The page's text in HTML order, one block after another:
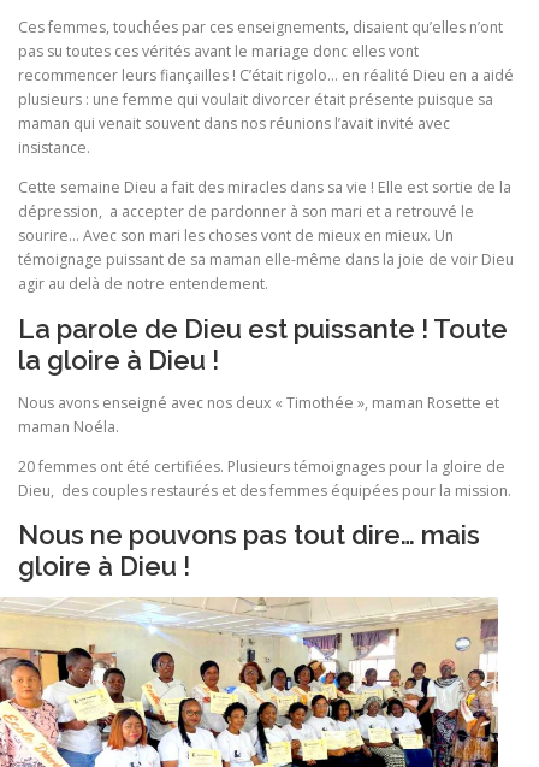
Ces femmes, touchées par ces enseignements, disaient qu’elles n’ont
pas su toutes ces vérités avant le mariage donc elles vont
recommencer leurs fiançailles ! C’était rigolo… en réalité Dieu en a aidé
plusieurs : une femme qui voulait divorcer était présente puisque sa
maman qui venait souvent dans nos réunions l’avait invité avec
insistance.
Cette semaine Dieu a fait des miracles dans sa vie ! Elle est sortie de la
dépression, a accepter de pardonner à son mari et a retrouvé le
sourire… Avec son mari les choses vont de mieux en mieux. Un
témoignage puissant de sa maman elle-même dans la joie de voir Dieu
agir au delà de notre entendement.
La parole de Dieu est puissante ! Toute
la gloire à Dieu !
Nous avons enseigné avec nos deux « Timothée », maman Rosette et
maman Noéla.
20 femmes ont été certifiées. Plusieurs témoignages pour la gloire de
Dieu, des couples restaurés et des femmes équipées pour la mission.
Nous ne pouvons pas tout dire… mais
gloire à Dieu !